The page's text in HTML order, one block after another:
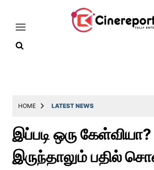
Latest
Throwback
Television
HOME LATEST NEWS
இப்படி ஒரு கேள்வியா?
இருந்தாலும் பதில்